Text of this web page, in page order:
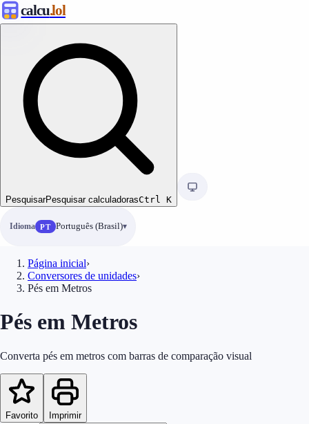
calcu.lol
PesquisarPesquisar calculadorasCtrl K
Idioma PT Português (Brasil)
Página inicial›
Conversores de unidades›
Pés em Metros
Pés em Metros
Converta pés em metros com barras de comparação visual
Favorito Imprimir